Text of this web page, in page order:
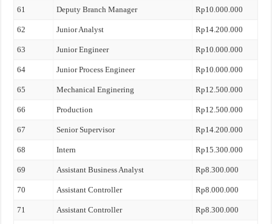
61 Deputy Branch Manager Rp10.000.000
62 Junior Analyst Rp14.200.000
63 Junior Engineer Rp10.000.000
64 Junior Process Engineer Rp10.000.000
65 Mechanical Enginering Rp12.500.000
66 Production Rp12.500.000
67 Senior Supervisor Rp14.200.000
68 Intern Rp15.300.000
69 Assistant Business Analyst Rp8.300.000
70 Assistant Controller Rp8.000.000
71 Assistant Controller Rp8.300.000